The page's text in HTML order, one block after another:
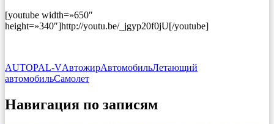
[youtube width=»650″
height=»340″]http://youtu.be/_jgyp20f0jU[/youtube]
AUTOPAL-VАвтожирАвтомобильЛетающий
автомобильСамолет
Навигация по записям